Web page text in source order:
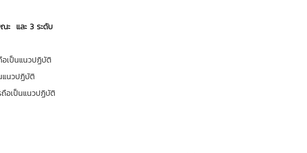
และ 3 ระดับ
อเป็นแนวปฏิบัติ
แนวปฏิบัติ
อเป็นแนวปฏิบัติ